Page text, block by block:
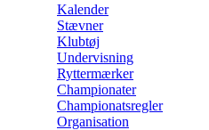
Kalender
Stævner
Klubtøj
Undervisning
Ryttermærker
Championater
Championatsregler
Organisation